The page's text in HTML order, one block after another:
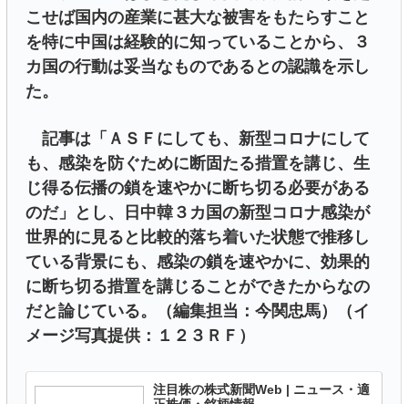
こせば国内の産業に甚大な被害をもたらすこと
を特に中国は経験的に知っていることから、３
カ国の行動は妥当なものであるとの認識を示し
た。
記事は「ＡＳＦにしても、新型コロナにして
も、感染を防ぐために断固たる措置を講じ、生
じ得る伝播の鎖を速やかに断ち切る必要がある
のだ」とし、日中韓３カ国の新型コロナ感染が
世界的に見ると比較的落ち着いた状態で推移し
ている背景にも、感染の鎖を速やかに、効果的
に断ち切る措置を講じることができたからなの
だと論じている。（編集担当：今関忠馬）（イ
メージ写真提供：１２３ＲＦ）
注目株の株式新聞Web | ニュース・適